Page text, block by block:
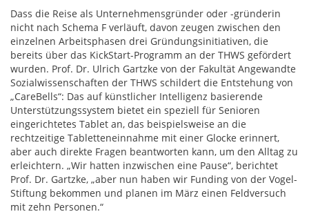
Dass die Reise als Unternehmensgründer oder -gründerin
nicht nach Schema F verläuft, davon zeugen zwischen den
einzelnen Arbeitsphasen drei Gründungsinitiativen, die
bereits über das KickStart-Programm an der THWS gefördert
wurden. Prof. Dr. Ulrich Gartzke von der Fakultät Angewandte
Sozialwissenschaften der THWS schildert die Entstehung von
„CareBells“: Das auf künstlicher Intelligenz basierende
Unterstützungssystem bietet ein speziell für Senioren
eingerichtetes Tablet an, das beispielsweise an die
rechtzeitige Tabletteneinnahme mit einer Glocke erinnert,
aber auch direkte Fragen beantworten kann, um den Alltag zu
erleichtern. „Wir hatten inzwischen eine Pause“, berichtet
Prof. Dr. Gartzke, „aber nun haben wir Funding von der Vogel-
Stiftung bekommen und planen im März einen Feldversuch
mit zehn Personen.“